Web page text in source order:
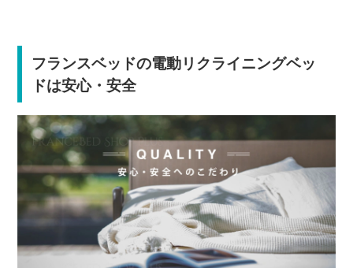
フランスベッドの電動リクライニングベッ
ドは安心・安全